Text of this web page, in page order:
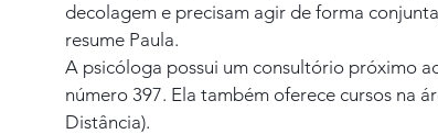
decolagem e precisam agir de forma
resume Paula.
A psicóloga possui um consultório próximo
número 397. Ela também oferece cursos na
Distância).